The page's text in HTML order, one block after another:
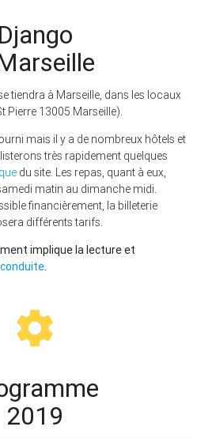
Django
tiendra à Marseille, dans les locaux
Pierre 13005 Marseille).
mais il y a de nombreux hôtels et
très rapidement quelques
du site. Les repas, quant à eux,
matin au dimanche midi.
financièrement, la billeterie
différents tarifs.
implique la lecture et
.
settings
2019